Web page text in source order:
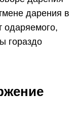
дарения в
одаряемого,
гораздо